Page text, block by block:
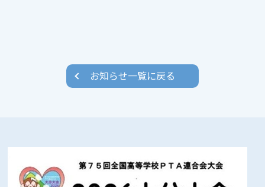
お知らせ一覧に戻る